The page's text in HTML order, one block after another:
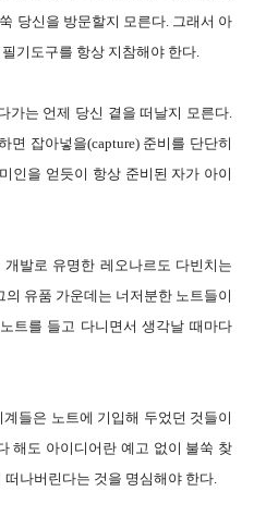
당신을 방문할지 모른다. 그래서 아
기도구를 항상 지참해야 한다.
가는 언제 당신 곁을 떠날지 모른다.
면 잡아넣을(capture) 준비를 단단히
인을 얻듯이 항상 준비된 자가 아이
발로 유명한 레오나르도 다빈치는
유품 가운데는 너저분한 노트들이
트를 들고 다니면서 생각날 때마다
들은 노트에 기입해 두었던 것들이
해도 아이디어란 예고 없이 불쑥 찾
나버린다는 것을 명심해야 한다.